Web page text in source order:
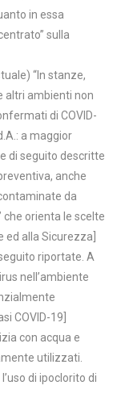
in essa
sulla
“In stanze,
altri ambienti non
di COVID-
a maggior
di seguito descritte
anche
da
che orienta le scelte
ed alla Sicurezza]
riportate. A
nell’ambiente
COVID-19]
con acqua e
utilizzati.
di ipoclorito di